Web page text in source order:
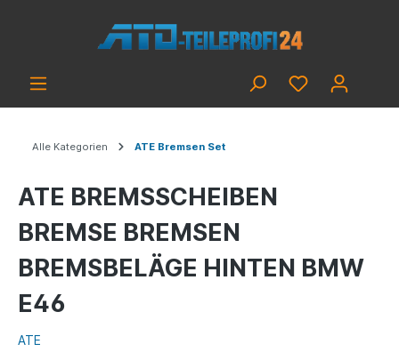
Alle Kategorien ATE Bremsen Set
ATE BREMSSCHEIBEN
BREMSE BREMSEN
BREMSBELÄGE HINTEN BMW
E46
ATE